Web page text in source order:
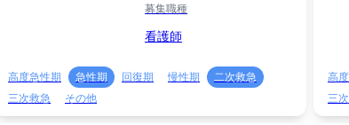
募集職種
看護師
高度急性期 急性期 回復期 慢性期
二次救急
三次救急
その他
高
三